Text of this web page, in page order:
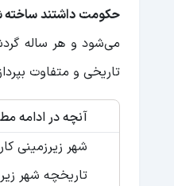
حکومت داشتند
می‌شود و هر ساله
تاریخی و متفاوت
آنچه در ادامه
شهر زیرزمینی
تاریخچه شهر